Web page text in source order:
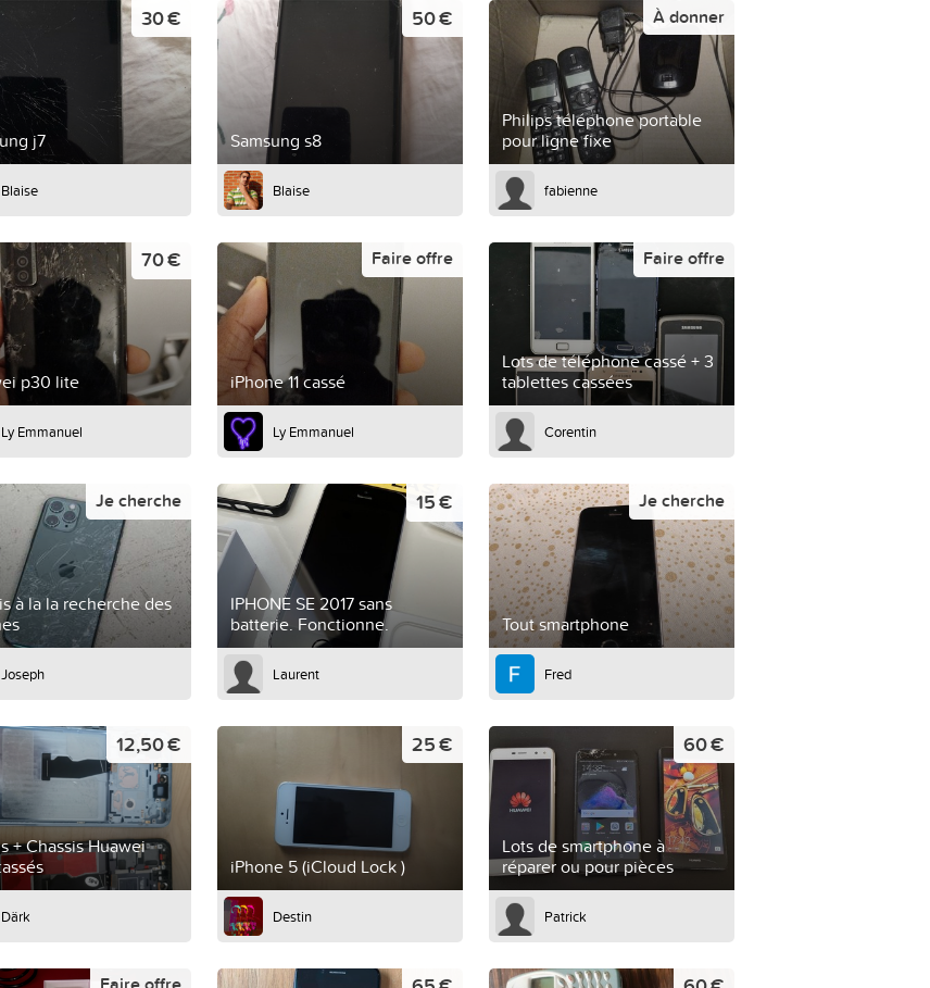
j7
30 €
Blaise
Samsung s8
50 €
Blaise
Philips téléphone portable
pour ligne fixe
À donner
fabienne
p30 lite
70 €
Ly Emmanuel
iPhone 11 cassé
Faire offre
Ly Emmanuel
Lots de téléphone cassé + 3
tablettes cassées
Faire offre
Corentin
à la la recherche des
Je cherche
Joseph
IPHONE SE 2017 sans
batterie. Fonctionne.
15 €
Laurent
Tout smartphone
Je cherche
Fred
+ Chassis Huawei
12,50 €
Därk
iPhone 5 (iCloud Lock )
25 €
Destin
Lots de smartphone à
réparer ou pour pièces
60 €
Patrick